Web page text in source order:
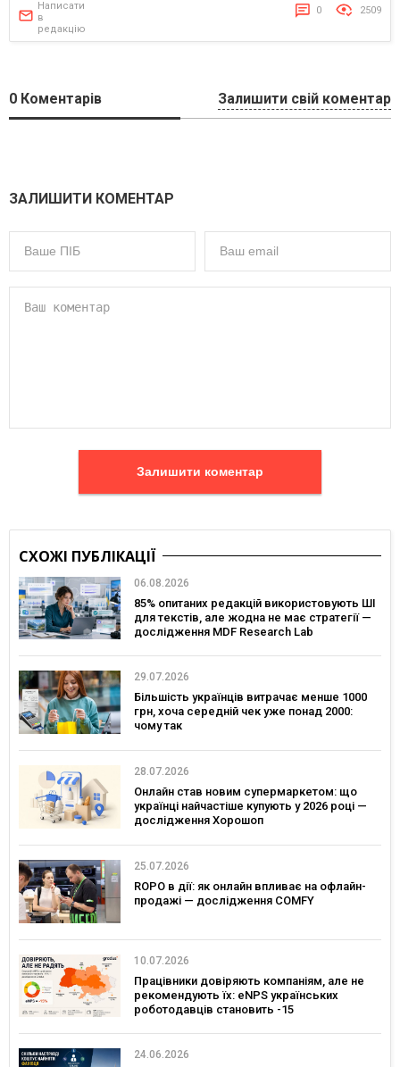
Написати
в
редакцію
0 2509
0 Коментарів Залишити свій коментар
ЗАЛИШИТИ КОМЕНТАР
Залишити коментар
СХОЖІ ПУБЛІКАЦІЇ
06.08.2026
85% опитаних редакцій використовують ШІ
для текстів, але жодна не має стратегії —
дослідження MDF Research Lab
29.07.2026
Більшість українців витрачає менше 1000
грн, хоча середній чек уже понад 2000:
чому так
28.07.2026
Онлайн став новим супермаркетом: що
українці найчастіше купують у 2026 році —
дослідження Хорошоп
25.07.2026
ROPO в дії: як онлайн впливає на офлайн-
продажі — дослідження COMFY
10.07.2026
Працівники довіряють компаніям, але не
рекомендують їх: eNPS українських
роботодавців становить -15
24.06.2026